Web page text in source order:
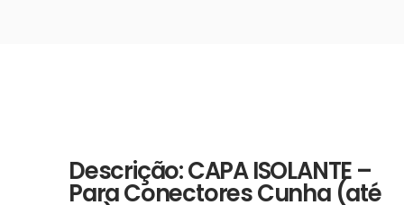
Descrição: CAPA ISOLANTE –
Para Conectores Cunha (até